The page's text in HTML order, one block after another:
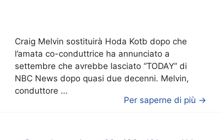
Craig Melvin sostituirà Hoda Kotb dopo che
l’amata co-conduttrice ha annunciato a
settembre che avrebbe lasciato “TODAY” di
NBC News dopo quasi due decenni. Melvin,
conduttore …
Per saperne di più →